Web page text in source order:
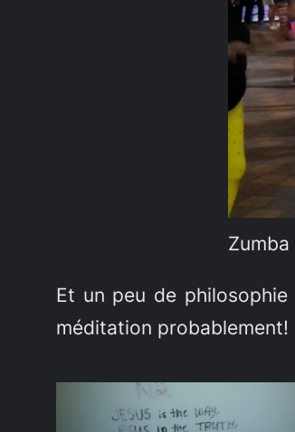
Et un peu de
méditation probablement!